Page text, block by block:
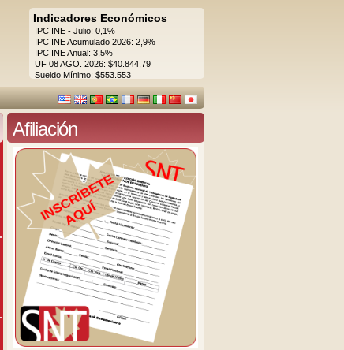
Indicadores Económicos
IPC INE - Julio: 0,1%
IPC INE Acumulado 2026: 2,9%
IPC INE Anual: 3,5%
UF 08 AGO. 2026: $40.844,79
Sueldo Mínimo: $553.553
Afiliación